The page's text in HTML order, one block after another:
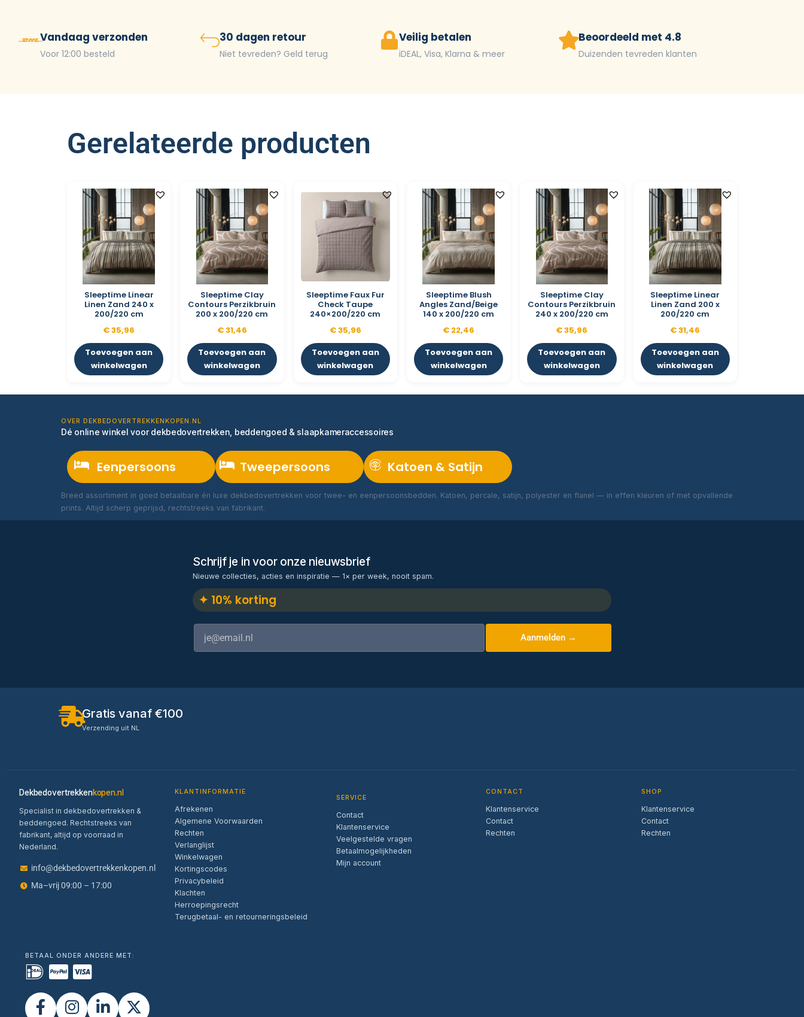
Vandaag verzonden
Voor 12:00 besteld
30 dagen retour
Niet tevreden? Geld terug
Veilig betalen
iDEAL, Visa, Klarna & meer
Beoordeeld met 4.8
Duizenden tevreden klanten
Gerelateerde producten
Sleeptime Linear
Linen Zand 240 x
200/220 cm
€35,96
Toevoegen aan
winkelwagen
Sleeptime Clay
Contours Perzikbruin
200 x 200/220 cm
€31,46
Toevoegen aan
winkelwagen
Sleeptime Faux Fur
Check Taupe
240×200/220 cm
€35,96
Toevoegen aan
winkelwagen
Sleeptime Blush
Angles Zand/Beige
140 x 200/220 cm
€ 22,46
Toevoegen aan
winkelwagen
Sleeptime Clay
Contours Perzikbruin
240 x 200/220 cm
€35,96
Toevoegen aan
winkelwagen
Sleeptime Linear
Linen Zand 200 x
200/220 cm
€31,46
Toevoegen aan
winkelwagen
OVER DEKBEDOVERTREKKENKOPEN.NL
Dé online winkel voor dekbedovertrekken, beddengoed & slaapkameraccessoires
Eenpersoons Tweepersoons Katoen & Satijn
Breed assortiment in goed betaalbare én luxe dekbedovertrekken voor twee- en eenpersoonsbedden. Katoen, percale, satijn, polyester en flanel — in effen kleuren of met opvallende
prints. Altijd scherp geprijsd, rechtstreeks van fabrikant.
Schrijf je in voor onze nieuwsbrief
Nieuwe collecties, acties en inspiratie — 1× per week, nooit spam.
✦ 10% korting
Aanmelden →
Gratis vanaf €100
Verzending uit NL
Dekbedovertrekkenkopen.nl
Specialist in dekbedovertrekken &
beddengoed. Rechtstreeks van
fabrikant, altijd op voorraad in
Nederland.
info@dekbedovertrekkenkopen.nl
Ma–vrij 09:00 – 17:00
KLANTINFORMATIE
Afrekenen
Algemene Voorwaarden
Rechten
Verlanglijst
Winkelwagen
Kortingscodes
Privacybeleid
Klachten
Herroepingsrecht
Terugbetaal- en retourneringsbeleid
SERVICE
Contact
Klantenservice
Veelgestelde vragen
Betaalmogelijkheden
Mijn account
CONTACT
Klantenservice
Contact
Rechten
SHOP
Klantenservice
Contact
Rechten
BETAAL ONDER ANDERE MET: